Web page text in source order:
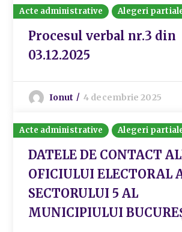
Acte administrative Alegeri
Procesul verbal nr.3 din
03.12.2025
Ionut 4 decembrie 2025
Acte administrative Alegeri
DATELE DE CONTACT
OFICIULUI ELECTORAL
SECTORULUI 5 AL
MUNICIPIULUI